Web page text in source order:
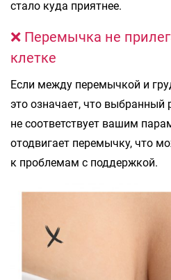
стало куда приятнее.
❌ Перемычка не
клетке
Если между перемычкой и
это означает, что выбранный
не соответствует вашим
отодвигает перемычку, что
к проблемам с поддержкой.